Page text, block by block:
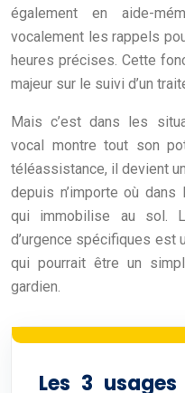
également en aide-
vocalement les rappels
heures précises. Cette
majeur sur le suivi d’un
Mais c’est dans les
vocal montre tout son
téléassistance, il devient
depuis n’importe où
qui immobilise au sol.
d’urgence spécifiques est
qui pourrait être un
gardien.
Les 3